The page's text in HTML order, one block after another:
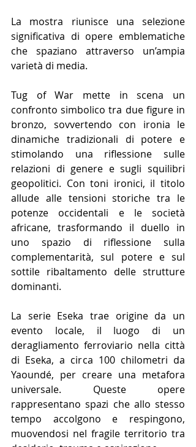
La mostra riunisce una selezione
significativa di opere emblematiche
che spaziano attraverso un’ampia
varietà di media.
Tug of War mette in scena un
confronto simbolico tra due figure in
bronzo, sovvertendo con ironia le
dinamiche tradizionali di potere e
stimolando una riflessione sulle
relazioni di genere e sugli squilibri
geopolitici. Con toni ironici, il titolo
allude alle tensioni storiche tra le
potenze occidentali e le società
africane, trasformando il duello in
uno spazio di riflessione sulla
complementarità, sul potere e sul
sottile ribaltamento delle strutture
dominanti.
La serie Eseka trae origine da un
evento locale, il luogo di un
deragliamento ferroviario nella città
di Eseka, a circa 100 chilometri da
Yaoundé, per creare una metafora
universale. Queste opere
rappresentano spazi che allo stesso
tempo accolgono e respingono,
muovendosi nel fragile territorio tra